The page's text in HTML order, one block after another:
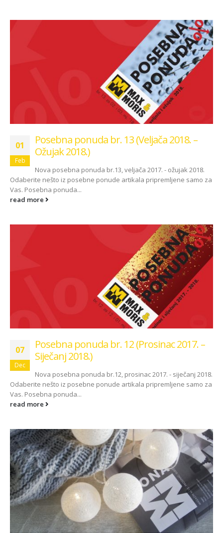
01
Feb
Posebna ponuda br. 13 (Veljača 2018. –
Ožujak 2018.)
Nova posebna ponuda br.13, veljača 2017. - ožujak 2018.
Odaberite nešto iz posebne ponude artikala pripremljene samo za
Vas. Posebna ponuda...
read more
07
Dec
Posebna ponuda br. 12 (Prosinac 2017. –
Siječanj 2018.)
Nova posebna ponuda br.12, prosinac 2017. - siječanj 2018.
Odaberite nešto iz posebne ponude artikala pripremljene samo za
Vas. Posebna ponuda...
read more